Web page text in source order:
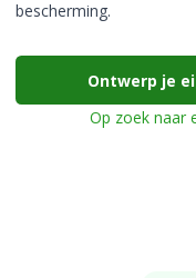
bescherming.
Ontwerp je
Op zoek naar